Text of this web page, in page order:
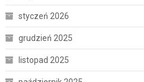
styczeń 2026
grudzień 2025
listopad 2025